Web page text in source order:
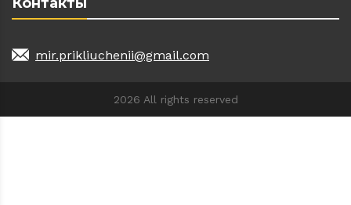
mir.prikliuchenii@gmail.com
2026 All rights reserved